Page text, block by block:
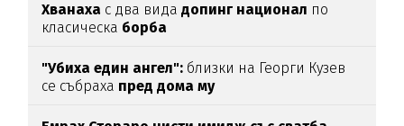
Хванаха с два видадопинг национал по
класическа борба
"Убиха един ангел": близки на Георги Кузев
се събраха пред дома му